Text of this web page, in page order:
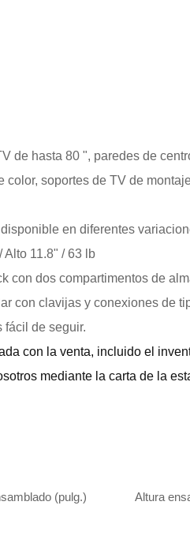
de hasta 80 ", paredes de
color, soportes de TV de
en diferentes
Alto 11.8" / 63 lb
con dos compartimentos de
con clavijas y conexiones de
fácil de seguir.
con la venta, incluido el
mediante la carta de la
(pulg.) Altura